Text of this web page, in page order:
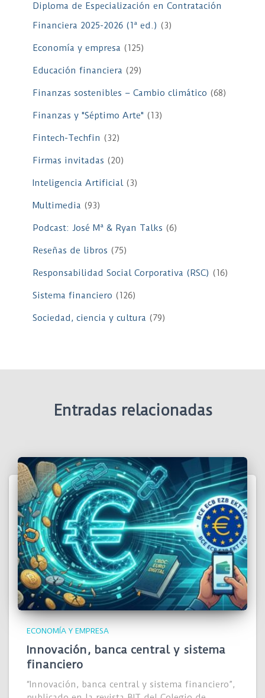
Diploma de Especialización en Contratación
Financiera 2025-2026 (1ª ed.) (3)
Economía y empresa (125)
Educación financiera (29)
Finanzas sostenibles – Cambio climático (68)
Finanzas y "Séptimo Arte" (13)
Fintech-Techfin (32)
Firmas invitadas (20)
Inteligencia Artificial(3)
Multimedia (93)
Podcast: José Mª & Ryan Talks (6)
Reseñas de libros (75)
Responsabilidad Social Corporativa (RSC) (16)
Sistema financiero (126)
Sociedad, ciencia y cultura (79)
Entradas relacionadas
ECONOMÍA Y EMPRESA
Innovación, banca central y sistema
financiero
“Innovación, banca central y sistema financiero”,